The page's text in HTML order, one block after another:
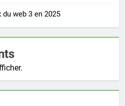
web 3 en 2025